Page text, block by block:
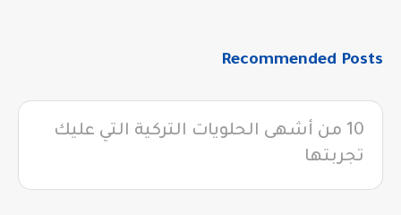
Recommended Posts
10 من أشهى الحلويات التركية التي عليك
تجربتها